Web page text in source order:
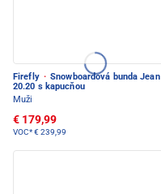
Firefly · Snowboardová bunda Jean
20.20 s kapucňou
Muži
€ 179,99
VOC*€ 239,99